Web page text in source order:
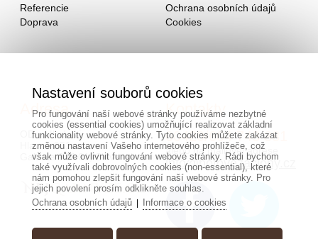
Referencie
Doprava
Ochrana osobních údajů
Cookies
Adresa
OD - Mladosť
Hlavná 951
Galanta 924 01, Slovensko
Kontakty
00420/ 604743 381
alebo na mailovej adrese
info@hotovezaclony.cz
Nastavení souborů cookies
Pro fungování naší webové stránky používáme nezbytné
cookies (essential cookies) umožňující realizovat základní
funkcionality webové stránky. Tyto cookies můžete zakázat
změnou nastavení Vašeho internetového prohlížeče, což
však může ovlivnit fungování webové stránky. Rádi bychom
také využívali dobrovolných cookies (non-essential), které
nám pomohou zlepšit fungování naší webové stránky. Pro
jejich povolení prosím odklikněte souhlas.
Ochrana osobních údajů| Informace o cookies